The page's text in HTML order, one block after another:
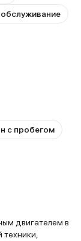
с пробегом
двигателем в